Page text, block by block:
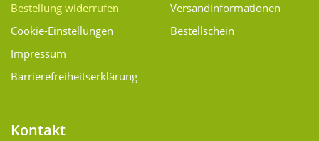
Bestellung widerrufen
Cookie-Einstellungen
Impressum
Barrierefreiheitserklärung
Versand­informationen
Bestellschein
Kontakt